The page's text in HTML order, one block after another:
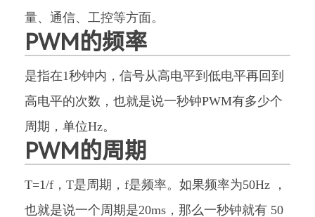
量、通信、工控等方面。
PWM的频率
是指在1秒钟内，信号从高电平到低电平再回到
高电平的次数，也就是说一秒钟PWM有多少个
周期，单位Hz。
PWM的周期
T=1/f，T是周期，f是频率。如果频率为50Hz ，
也就是说一个周期是20ms，那么一秒钟就有 50